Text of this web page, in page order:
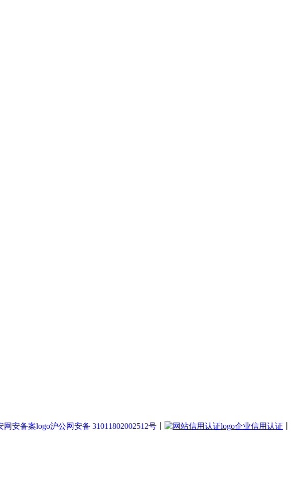
沪公网安备 31011802002512号 企业信用认证